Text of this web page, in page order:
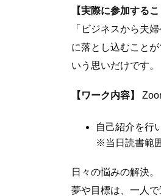
【実際に参加するこ
「ビジネスから夫
に落とし込むこと
いう思いだけです。
【ワーク内容】
自己紹介を行
※当日読書範
日々の悩みの解決。
夢や目標は、一人